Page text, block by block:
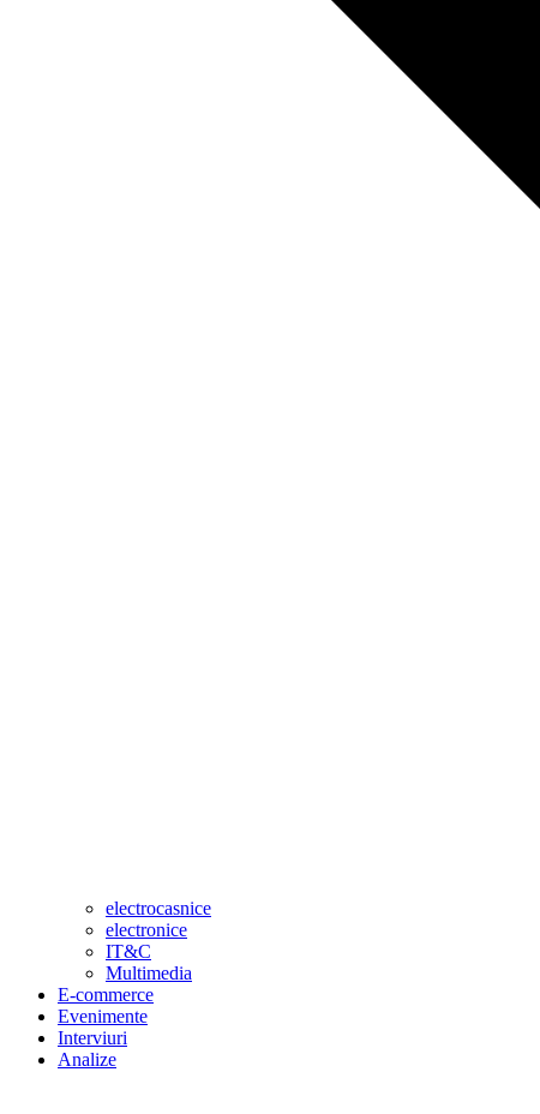
electrocasnice
electronice
IT&C
Multimedia
E-commerce
Evenimente
Interviuri
Analize